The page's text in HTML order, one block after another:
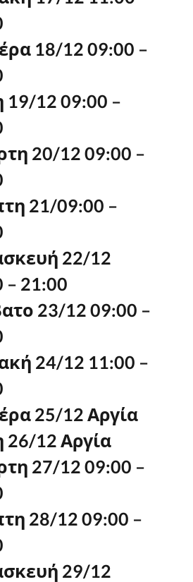
18/12 09:00 –
19/12 09:00 –
20/12 09:00 –
21/09:00 –
22/12
– 21:00
23/12 09:00 –
24/12 11:00 –
25/12 Αργία
26/12 Αργία
27/12 09:00 –
28/12 09:00 –
29/12